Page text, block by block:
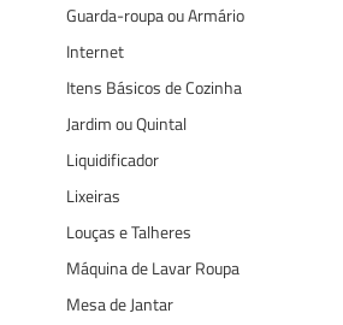
Guarda-roupa ou Armário
Internet
Itens Básicos de Cozinha
Jardim ou Quintal
Liquidificador
Lixeiras
Louças e Talheres
Máquina de Lavar Roupa
Mesa de Jantar